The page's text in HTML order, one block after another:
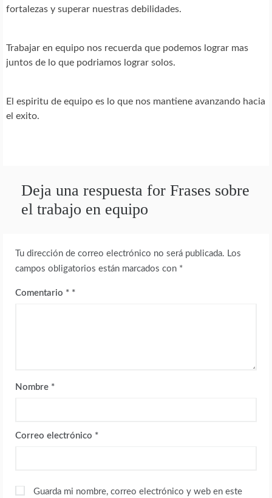
fortalezas y superar nuestras debilidades.
Trabajar en equipo nos recuerda que podemos lograr mas
juntos de lo que podriamos lograr solos.
El espiritu de equipo es lo que nos mantiene avanzando hacia
el exito.
Deja una respuesta for Frases sobre
el trabajo en equipo
Tu dirección de correo electrónico no será publicada. Los
campos obligatorios están marcados con *
Comentario *
Nombre *
Correo electrónico *
Guarda mi nombre, correo electrónico y web en este